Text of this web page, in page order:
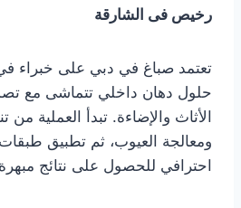
رخيص فى الشارقة
تعتمد صباغ في دبي على خبراء في
حلول دهان داخلي تتماشى مع
الأثاث والإضاءة. تبدأ العملية من
ومعالجة العيوب، ثم تطبيق
احترافي للحصول على نتائج